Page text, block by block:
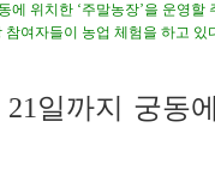
에 위치한 ‘주말농장’을 운영
참여자들이 농업 체험을 하고 있
일까지 궁동